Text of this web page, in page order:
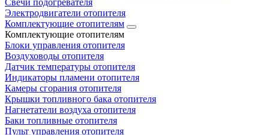
Свечи подогревателя
Электродвигатели отопителя
Комплектующие отопителям
Комплектующие отопителям
Блоки управления отопителя
Воздуховоды отопителя
Датчик температуры отопителя
Индикаторы пламени отопителя
Камеры сгорания отопителя
Крышки топливного бака отопителя
Нагнетатели воздуха отопителя
Баки топливные отопителя
Пульт управления отопителя